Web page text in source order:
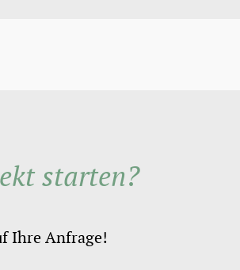
starten?
Ihre Anfrage!